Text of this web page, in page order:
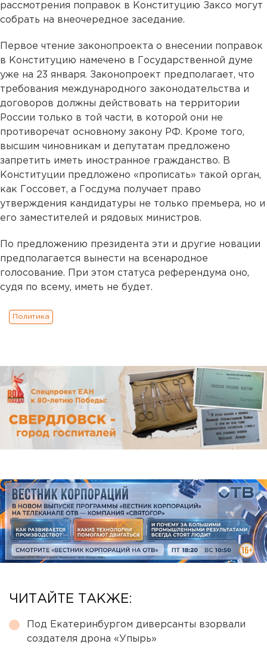
рассмотрения поправок в Конституцию Заксо могут
собрать на внеочередное заседание.
Первое чтение законопроекта о внесении поправок
в Конституцию намечено в Государственной думе
уже на 23 января. Законопроект предполагает, что
требования международного законодательства и
договоров должны действовать на территории
России только в той части, в которой они не
противоречат основному закону РФ. Кроме того,
высшим чиновникам и депутатам предложено
запретить иметь иностранное гражданство. В
Конституции предложено «прописать» такой орган,
как Госсовет, а Госдума получает право
утверждения кандидатуры не только премьера, но и
его заместителей и рядовых министров.
По предложению президента эти и другие новации
предполагается вынести на всенародное
голосование. При этом статуса референдума оно,
судя по всему, иметь не будет.
Политика
ЧИТАЙТЕ ТАКЖЕ:
Под Екатеринбургом диверсанты взорвали
создателя дрона «Упырь»